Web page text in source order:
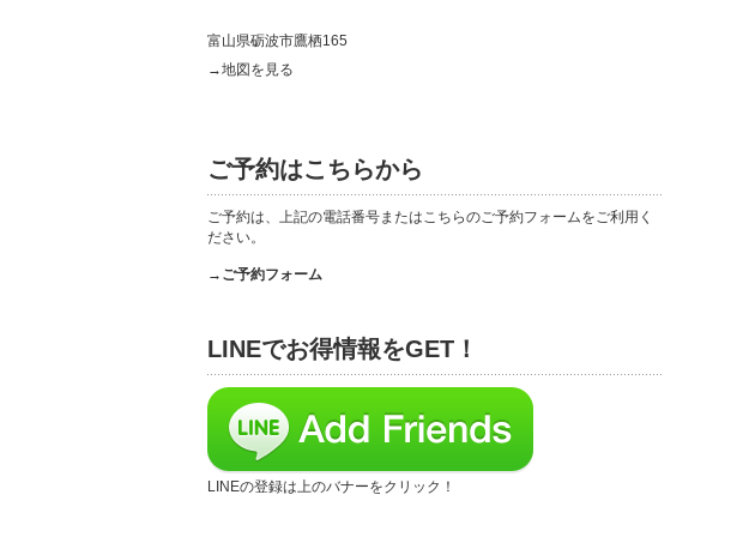
富山県砺波市鷹栖165
→地図を見る
ご予約はこちらから
ご予約は、上記の電話番号またはこちらのご予約フォームをご利用く
ださい。
→ご予約フォーム
LINEでお得情報をGET！
LINEの登録は上のバナーをクリック！